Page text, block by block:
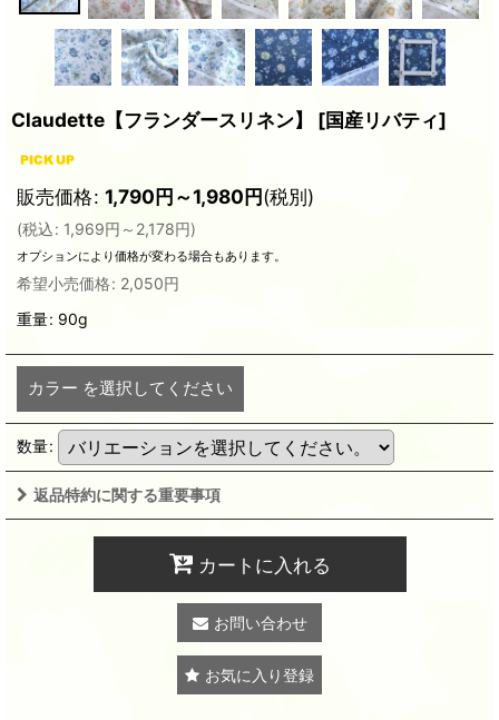
Claudette【フランダースリネン】 [国産リバティ]
販売価格: 1,790円～1,980円(税別)
(税込: 1,969円 ～2,178円)
オプションにより価格が変わる場合もあります。
希望小売価格: 2,050円
重量: 90g
カラー を選択してください
数量:
返品特約に関する重要事項
カートに入れる
お問い合わせ
お気に入り登録